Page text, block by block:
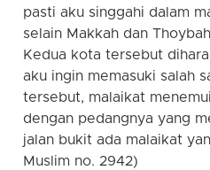
pasti aku singgahi dalam
selain Makkah dan
Kedua kota tersebut
aku ingin memasuki salah
tersebut, malaikat
dengan pedangnya yang
jalan bukit ada malaikat
Muslim no. 2942)